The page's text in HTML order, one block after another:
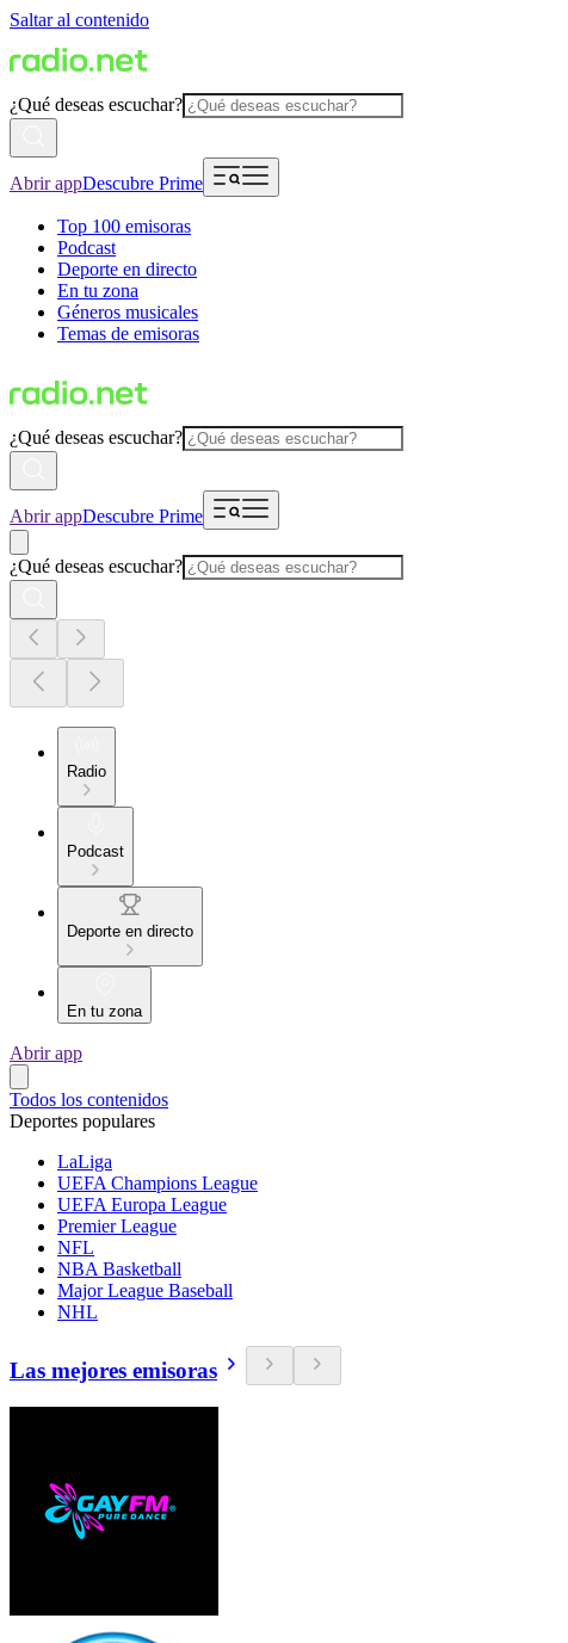
Saltar al contenido
¿Qué deseas escuchar?
Abrir appDescubre Prime
Top 100 emisoras
Podcast
Deporte en directo
En tu zona
Géneros musicales
Temas de emisoras
¿Qué deseas escuchar?
Abrir appDescubre Prime
¿Qué deseas escuchar?
Radio
Podcast
Deporte en directo
En tu zona
Abrir app
Todos los contenidos
Deportes populares
LaLiga
UEFA Champions League
UEFA Europa League
Premier League
NFL
NBA Basketball
Major League Baseball
NHL
Las mejores emisoras